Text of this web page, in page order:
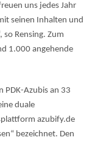
uns jedes Jahr
seinen Inhalten und
Rensing. Zum
1.000 angehende
PDK-Azubis an 33
duale
azubify.de
bezeichnet. Den